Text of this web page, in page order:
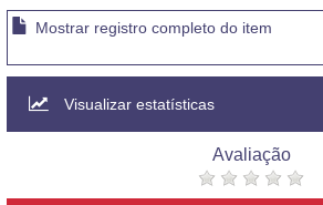
Mostrar registro completo do item
Visualizar estatísticas
Avaliação